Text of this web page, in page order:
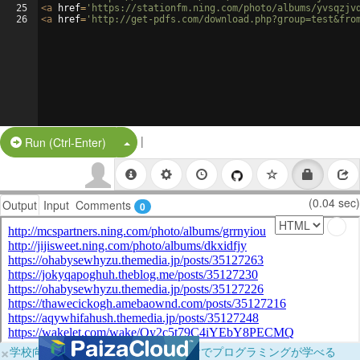
25
26
<a href= 'https://stationfm.ning.com/photo/albums/
<a href= 'http://get-pdfs.com/
Run (Ctrl-Enter) Split Button!
|
Output Input Comments 0 (0.04 sec)
×学校向けに無料提供中！ブラウザだけでプログラミングが学べる